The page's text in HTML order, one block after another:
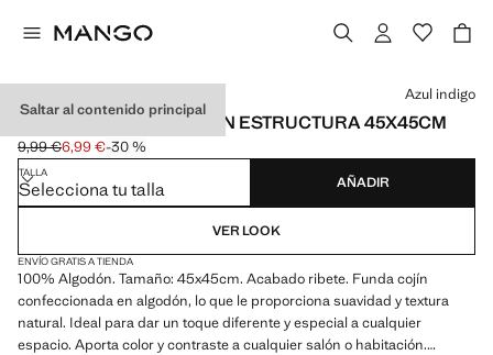
Saltar al contenido principal
FUNDA COJÍN ALGODÓN ESTRUCTURA 45X45CM
Precio inicial tachado [9,99 € ]
9,99 €
Precio actual [6,99 € ]
6,99 €-30 %
Selecciona un color
Azul indigo
TALLA
Selecciona tu talla AÑADIR
VER LOOK
ENVÍO GRATIS A TIENDA
100% Algodón. Tamaño: 45x45cm. Acabado ribete. Funda cojín
confeccionada en algodón, lo que le proporciona suavidad y textura
natural. Ideal para dar un toque diferente y especial a cualquier
espacio. Aporta color y contraste a cualquier salón o habitación.